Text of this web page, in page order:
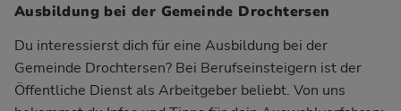
Ausbildung bei der Gemeinde Drochtersen
Du interessierst dich für eine Ausbildung bei der
Gemeinde Drochtersen? Bei Berufseinsteigern ist der
Öffentliche Dienst als Arbeitgeber beliebt. Von uns